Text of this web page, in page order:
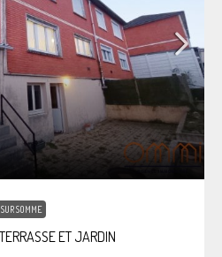
SOMME
ET JARDIN